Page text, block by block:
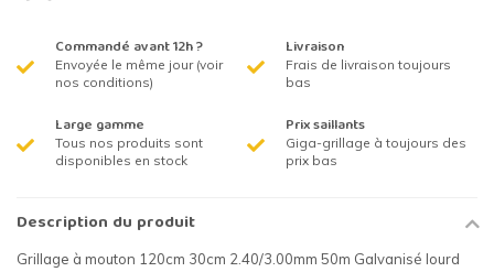
Commandé avant 12h ?
Envoyée le même jour (voir
nos conditions)
Livraison
Frais de livraison toujours
bas
Large gamme
Tous nos produits sont
disponibles en stock
Prix saillants
Giga-grillage à toujours des
prix bas
Description du produit
Grillage à mouton 120cm 30cm 2.40/3.00mm 50m Galvanisé lourd